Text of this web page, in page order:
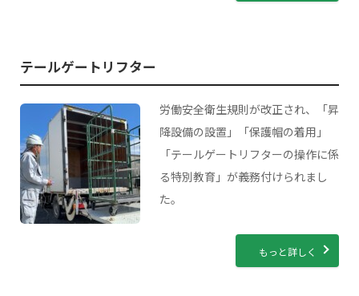
テールゲートリフター
労働安全衛生規則が改正され、「昇
降設備の設置」「保護帽の着用」
「テールゲートリフターの操作に係
る特別教育」が義務付けられまし
た。
もっと詳しく